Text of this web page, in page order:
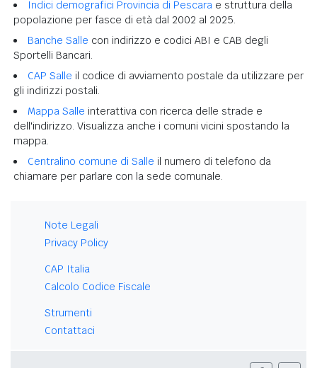
Indici demografici Provincia di Pescara e struttura della
popolazione per fasce di età dal 2002 al 2025.
Banche Salle con indirizzo e codici ABI e CAB degli
Sportelli Bancari.
CAP Salle il codice di avviamento postale da utilizzare per
gli indirizzi postali.
Mappa Salle interattiva con ricerca delle strade e
dell'indirizzo. Visualizza anche i comuni vicini spostando la
mappa.
Centralino comune di Salle il numero di telefono da
chiamare per parlare con la sede comunale.
Note Legali
Privacy Policy
CAP Italia
Calcolo Codice Fiscale
Strumenti
Contattaci